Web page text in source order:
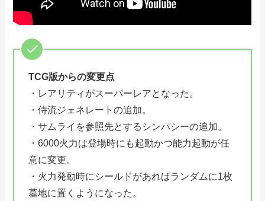
TCG版からの変更点
・レアリティがスーパーレアとなった。
・侍流ジェネレートの追加。
・サムライを参照先とするシンパシーの追加。
・6000火力は登場時にも起動かつ能力起動が任
意に変更。
・火力発動時にシールドがあればランダムに1枚
墓地に置くようになった。